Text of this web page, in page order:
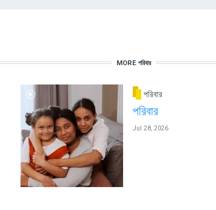
MORE পরিবার
পরিবার
পরিবার
Jul 28, 2026